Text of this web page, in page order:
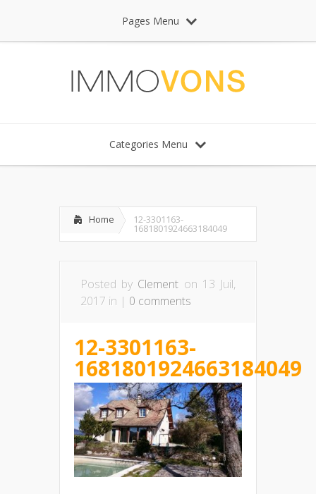
Pages Menu
Categories Menu
Home 12-3301163-
1681801924663184049
Posted by Clement on 13 Juil,
2017 in | 0 comments
12-3301163-
1681801924663184049